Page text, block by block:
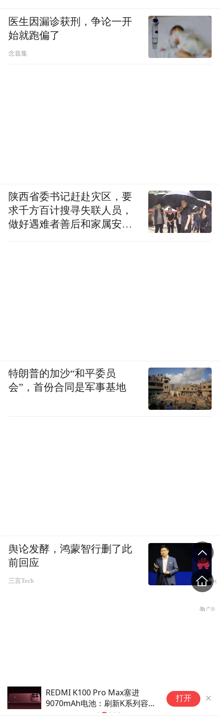
REDMI K100 Pro Max塞进
9070mAh电池：刷新K系列容量
极趣Note 4
吸设计支持
打开
医生因漏诊获刑，争论一开
始就跑偏了
念兹集
陕西省委书记赶赴灾区，要
求千方百计搜寻失联人员，
做好遇难者善后和家属安抚
特朗普的加沙“和平委员
会”，首份合同是军事基地
舆论发酵，鸿蒙智行删了此
前回应
三言Tech